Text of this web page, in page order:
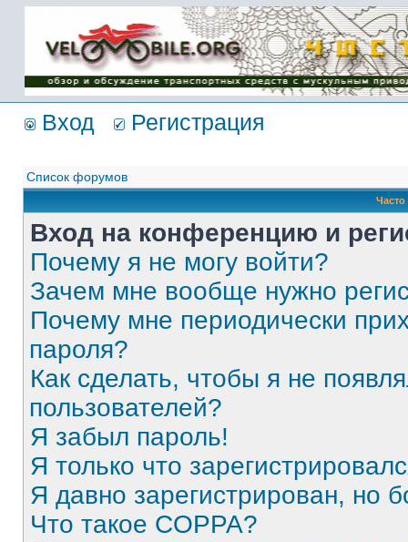
Имя пользователя:
Пароль:
{ LOG_ME_IN_SHORT
}
Вход Регистрация
Список форумов
Вход на конференцию и
Почему я не могу войти?
Зачем мне вообще нужно
Почему мне периодически
пароля?
Как сделать, чтобы я не
пользователей?
Я забыл пароль!
Я только что
Я давно зарегистрирован, но
Что такое COPPA?